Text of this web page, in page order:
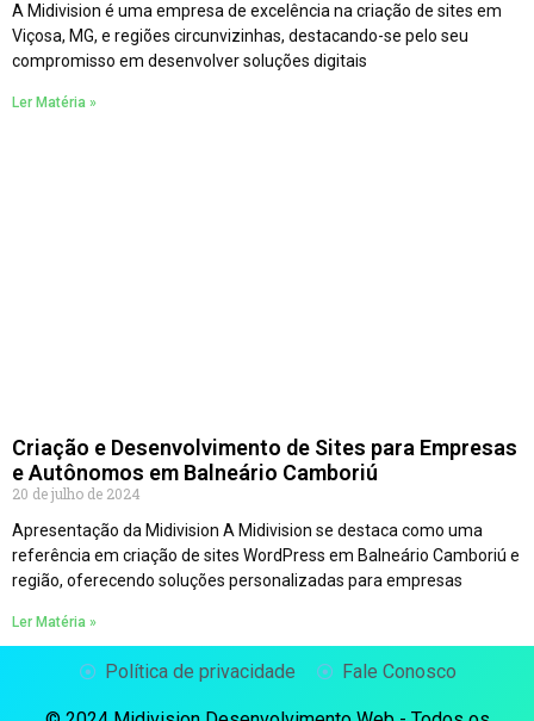
A Midivision é uma empresa de excelência na criação de sites em
Viçosa, MG, e regiões circunvizinhas, destacando-se pelo seu
compromisso em desenvolver soluções digitais
Ler Matéria »
Criação e Desenvolvimento de Sites para Empresas
e Autônomos em Balneário Camboriú
20 de julho de 2024
Apresentação da Midivision A Midivision se destaca como uma
referência em criação de sites WordPress em Balneário Camboriú e
região, oferecendo soluções personalizadas para empresas
Ler Matéria »
Política de privacidade Fale Conosco